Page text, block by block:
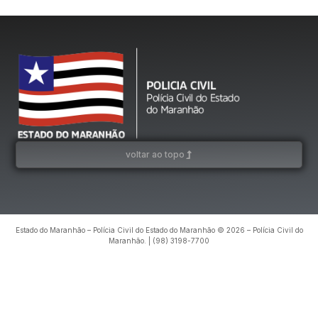
voltar ao topo
Estado do Maranhão – Polícia Civil do Estado do Maranhão © 2026 – Polícia Civil do
Maranhão. | (98) 3198-7700